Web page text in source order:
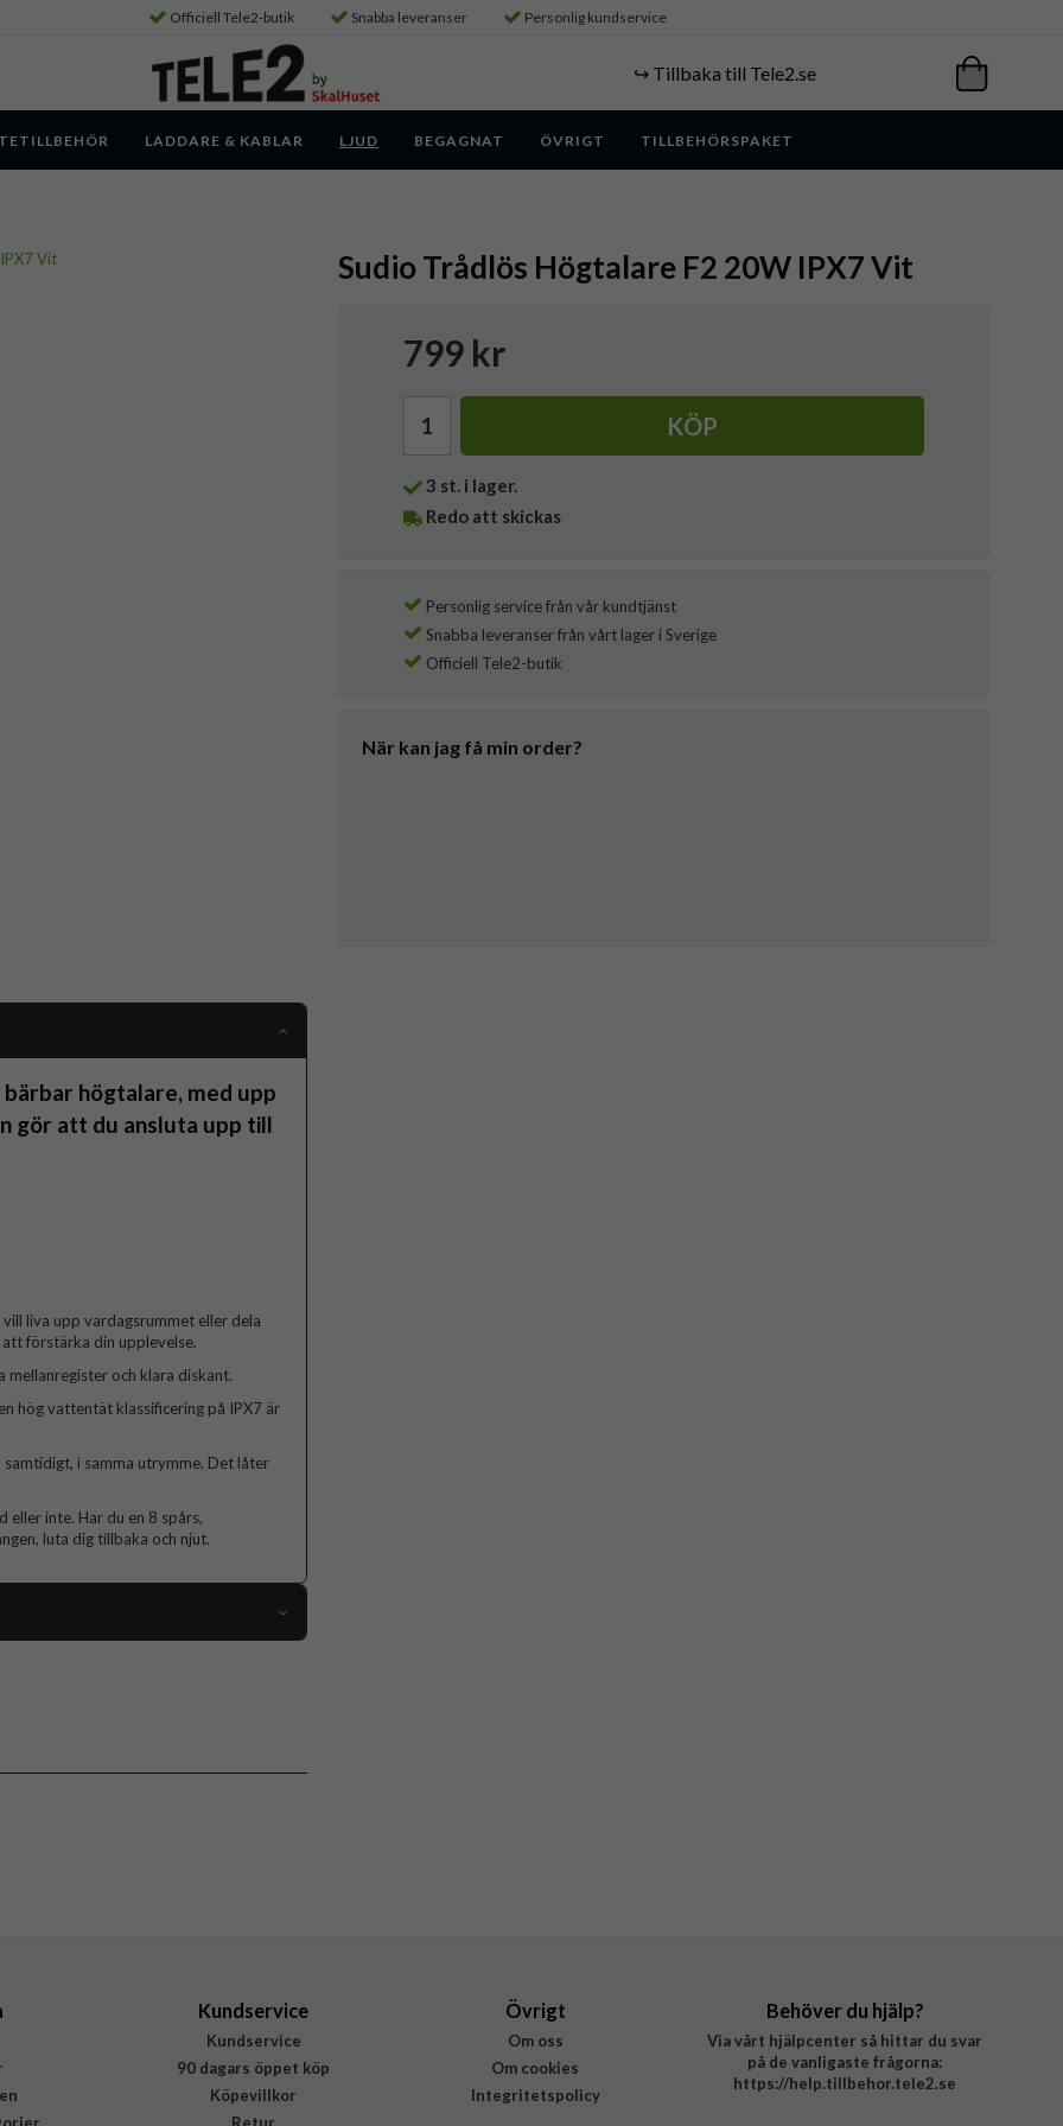
Officiell Tele2-butik Snabba leveranser Personlig kundservice
↪️ Tillbaka till Tele2.se
LADDARE & KABLAR LJUD BEGAGNAT ÖVRIGT TILLBEHÖRSPAKET
Sudio Trådlös Högtalare F2 20W IPX7 Vit
799 kr
KÖP
3 st. i lager.
Redo att skickas
Personlig service från vår kundtjänst
Snabba leveranser från vårt lager i Sverige
Officiell Tele2-butik
När kan jag få min order?
högtalare, med upp
gör att du ansluta upp till
liva upp vardagsrummet eller dela
förstärka din upplevelse.
mellanregister och klara diskant.
hög vattentät klassificering på IPX7 är
i samma utrymme. Det låter
inte. Har du en 8 spårs,
luta dig tillbaka och njut.
Vit
Kundservice
Kundservice
90 dagars öppet köp
Köpevillkor
Övrigt
Om oss
Om cookies
Integritetspolicy
Behöver du hjälp?
Via vårt hjälpcenter så hittar du svar
på de vanligaste frågorna:
https://help.tillbehor.tele2.se